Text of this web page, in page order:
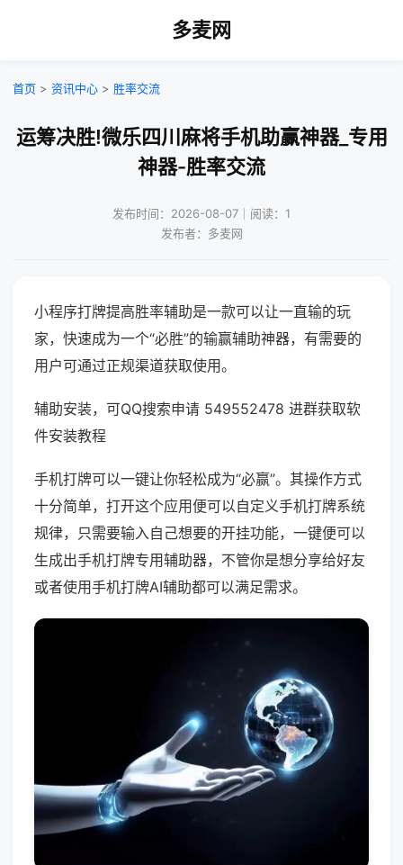
多麦网
首页 > 资讯中心 > 胜率交流
运筹决胜!微乐四川麻将手机助赢神器_专用
神器-胜率交流
发布时间：2026-08-07｜阅读：1
发布者：多麦网
小程序打牌提高胜率辅助是一款可以让一直输的玩
家，快速成为一个“必胜”的输赢辅助神器，有需要的
用户可通过正规渠道获取使用。
辅助安装，可QQ搜索申请 549552478 进群获取软
件安装教程
手机打牌可以一键让你轻松成为“必赢”。其操作方式
十分简单，打开这个应用便可以自定义手机打牌系统
规律，只需要输入自己想要的开挂功能，一键便可以
生成出手机打牌专用辅助器，不管你是想分享给好友
或者使用手机打牌AI辅助都可以满足需求。